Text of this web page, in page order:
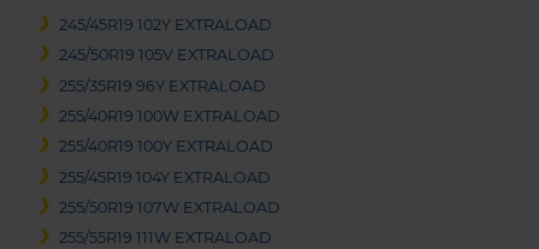
245/45R19 102Y EXTRALOAD
245/50R19 105V EXTRALOAD
255/35R19 96Y EXTRALOAD
255/40R19 100W EXTRALOAD
255/40R19 100Y EXTRALOAD
255/45R19 104Y EXTRALOAD
255/50R19 107W EXTRALOAD
255/55R19 111W EXTRALOAD